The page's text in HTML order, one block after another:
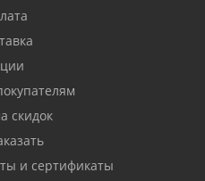
скидок
и сертификаты